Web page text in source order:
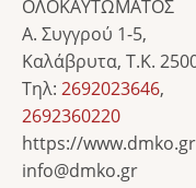
ΟΛΟΚΑΥΤΩΜΑΤΟΣ
Α. Συγγρού 1-5,
Καλάβρυτα, Τ.Κ.
Τηλ: 2692023646,
2692360220
https://
info@dmko.gr